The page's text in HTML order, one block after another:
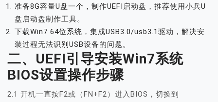
准备8G容量U盘一个，制作UEFI启动盘，推荐使用小兵U
盘启动盘制作工具。
下载Win7 64位系统，集成USB3.0/usb3.1驱动，解决安
装过程无法识别USB设备的问题。
二、UEFI引导安装Win7系统
BIOS设置操作步骤
2.1 开机一直按F2或（FN+F2）进入BIOS，切换到